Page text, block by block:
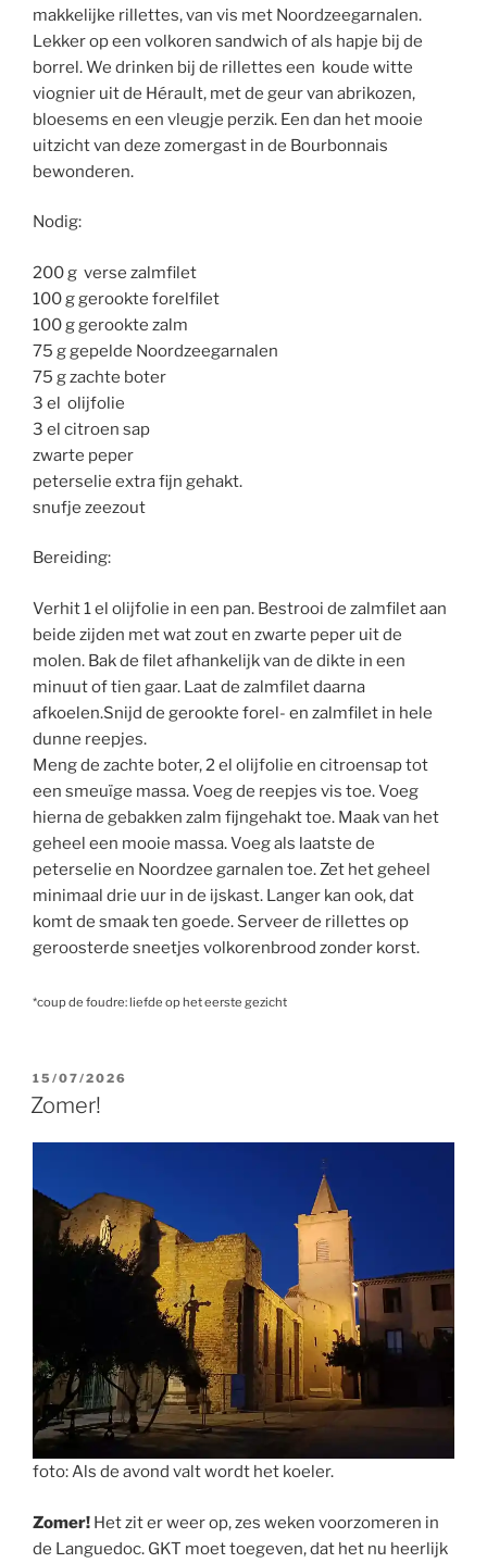
makkelijke rillettes, van vis met Noordzeegarnalen.
Lekker op een volkoren sandwich of als hapje bij de
borrel. We drinken bij de rillettes een koude witte
viognier uit de Hérault, met de geur van abrikozen,
bloesems en een vleugje perzik. Een dan het mooie
uitzicht van deze zomergast in de Bourbonnais
bewonderen.
Nodig:
200 g verse zalmfilet
100 g gerookte forelfilet
100 g gerookte zalm
75 g gepelde Noordzeegarnalen
75 g zachte boter
3 el olijfolie
3 el citroen sap
zwarte peper
peterselie extra fijn gehakt.
snufje zeezout
Bereiding:
Verhit 1 el olijfolie in een pan. Bestrooi de zalmfilet aan
beide zijden met wat zout en zwarte peper uit de
molen. Bak de filet afhankelijk van de dikte in een
minuut of tien gaar. Laat de zalmfilet daarna
afkoelen.Snijd de gerookte forel- en zalmfilet in hele
dunne reepjes.
Meng de zachte boter, 2 el olijfolie en citroensap tot
een smeuïge massa. Voeg de reepjes vis toe. Voeg
hierna de gebakken zalm fijngehakt toe. Maak van het
geheel een mooie massa. Voeg als laatste de
peterselie en Noordzee garnalen toe. Zet het geheel
minimaal drie uur in de ijskast. Langer kan ook, dat
komt de smaak ten goede. Serveer de rillettes op
geroosterde sneetjes volkorenbrood zonder korst.
*coup de foudre: liefde op het eerste gezicht
GEPLAATST
OP
15/07/2026
Zomer!
foto: Als de avond valt wordt het koeler.
Zomer! Het zit er weer op, zes weken voorzomeren in
de Languedoc. GKT moet toegeven, dat het nu heerlijk